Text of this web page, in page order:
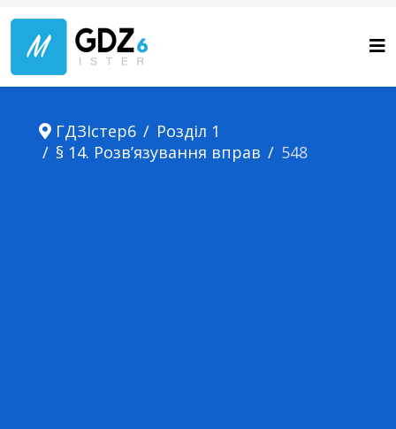
ГДЗІстер6
Розділ 1
§ 14. Розв’язування вправ
548